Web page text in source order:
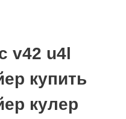
v42 u4l
купить
кулер